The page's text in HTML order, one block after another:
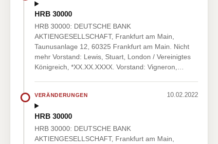
HRB 30000
HRB 30000: DEUTSCHE BANK
AKTIENGESELLSCHAFT, Frankfurt am Main,
Taunusanlage 12, 60325 Frankfurt am Main. Nicht
mehr Vorstand: Lewis, Stuart, London / Vereinigtes
Königreich, *XX.XX.XXXX. Vorstand: Vigneron,…
VERÄNDERUNGEN 10.02.2022
HRB 30000
HRB 30000: DEUTSCHE BANK
AKTIENGESELLSCHAFT, Frankfurt am Main,